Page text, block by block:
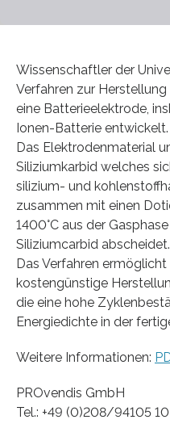
Wissenschaftler der
Verfahren zur
eine Batterieelektrode,
Ionen-Batterie entwickelt.
Das Elektrodenmaterial
Siliziumkarbid welches
silizium- und
zusammen mit einen
1400°C aus der
Siliziumcarbid abscheidet.
Das Verfahren
kostengünstige
die eine hohe
Energiedichte in der
Weitere Informationen:
PROvendis GmbH
Tel.: +49 (0)208/94105 10